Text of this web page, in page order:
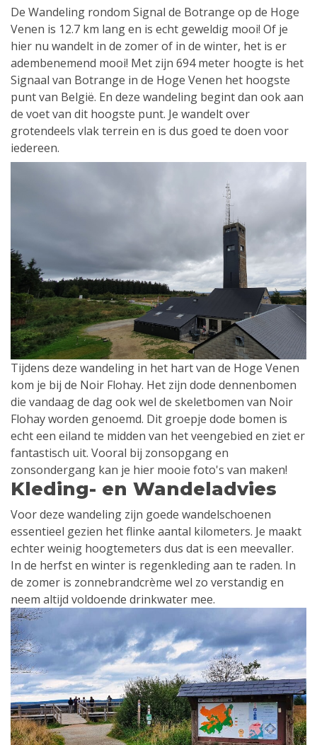
De Wandeling rondom Signal de Botrange op de Hoge
Venen is 12.7 km lang en is echt geweldig mooi! Of je
hier nu wandelt in de zomer of in de winter, het is er
adembenemend mooi! Met zijn 694 meter hoogte is het
Signaal van Botrange in de Hoge Venen het hoogste
punt van België. En deze wandeling begint dan ook aan
de voet van dit hoogste punt. Je wandelt over
grotendeels vlak terrein en is dus goed te doen voor
iedereen.
Tijdens deze wandeling in het hart van de Hoge Venen
kom je bij de Noir Flohay. Het zijn dode dennenbomen
die vandaag de dag ook wel de skeletbomen van Noir
Flohay worden genoemd. Dit groepje dode bomen is
echt een eiland te midden van het veengebied en ziet er
fantastisch uit. Vooral bij zonsopgang en
zonsondergang kan je hier mooie foto's van maken!
Kleding- en Wandeladvies
Voor deze wandeling zijn goede wandelschoenen
essentieel gezien het flinke aantal kilometers. Je maakt
echter weinig hoogtemeters dus dat is een meevaller.
In de herfst en winter is regenkleding aan te raden. In
de zomer is zonnebrandcrème wel zo verstandig en
neem altijd voldoende drinkwater mee.